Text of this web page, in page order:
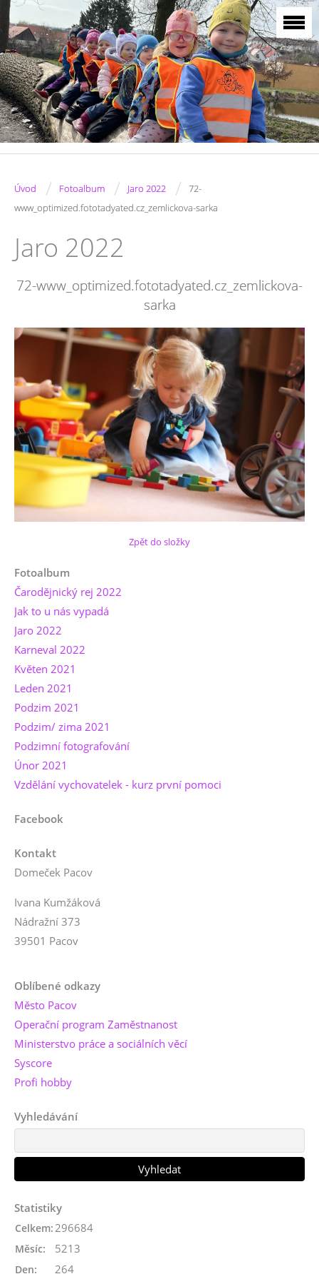
Úvod / Fotoalbum / Jaro 2022 /
72-
www_optimized.fototadyated.cz_zemlickova-sarka
Jaro 2022
72-www_optimized.fototadyated.cz_zemlickova-
sarka
Zpět do složky
Fotoalbum
Čarodějnický rej 2022
Jak to u nás vypadá
Jaro 2022
Karneval 2022
Květen 2021
Leden 2021
Podzim 2021
Podzim/ zima 2021
Podzimní fotografování
Únor 2021
Vzdělání vychovatelek - kurz první pomoci
Facebook
Kontakt
Domeček Pacov
Ivana Kumžáková
Nádražní 373
39501 Pacov
Oblíbené odkazy
Město Pacov
Operační program Zaměstnanost
Ministerstvo práce a sociálních věcí
Syscore
Profi hobby
Vyhledávání
Statistiky
Celkem: 296684
Měsíc: 5213
Den: 264